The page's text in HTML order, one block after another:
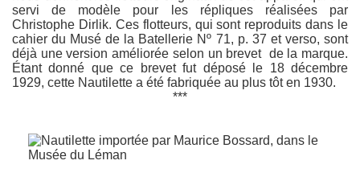
servi de modèle pour les répliques réalisées par
Christophe Dirlik. Ces flotteurs, qui sont reproduits dans le
cahier du Musé de la Batellerie Nº 71, p. 37 et verso, sont
déjà une version améliorée selon un brevet de la marque.
Étant donné que ce brevet fut déposé le 18 décembre
1929, cette Nautilette a été fabriquée au plus tôt en 1930.
***